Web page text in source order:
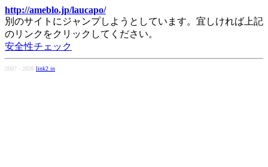
http://ameblo.jp/laucapo/
別のサイトにジャンプしようとしています。宜しければ上記
のリンクをクリックしてください。
安全性チェック
2007 - 2026 link2.in